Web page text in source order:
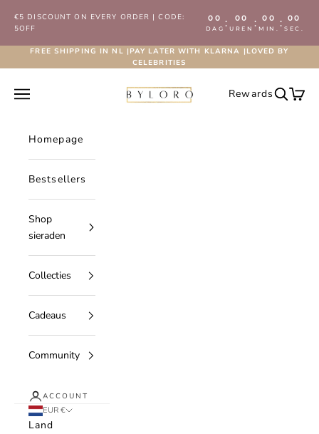
€5 DISCOUNT ON EVERY ORDER | CODE:
5OFF
00
DAG : 00
UREN : 00
MIN. : 00
SEC.
FREE SHIPPING IN NL |PAY LATER WITH KLARNA |LOVED BY
CELEBRITIES
Byloro.com
Navigatiemenu openen RewardsZoeken
Homepage
Bestsellers
Shop
sieraden
Collecties
Cadeaus
Community
ACCOUNT
EUR €
Land